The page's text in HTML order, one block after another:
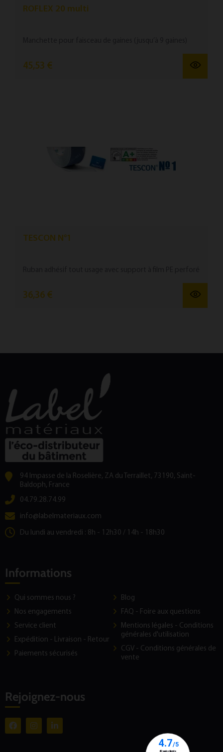
ROFLEX 20 multi
45,53 €
TESCON N°1
36,36 €
94 Impasse de la Roselière, ZA du Terraillet, 73190, Saint-
Baldoph, France
04.79.28.74.99
info@labelmateriaux.com
Du lundi au vendredi : 8h - 12h30 / 14h - 18h30
Informations
Qui sommes nous ?
Nos engagements
Service client
Expédition - Livraison - Retour
Paiements sécurisés
Blog
FAQ - Foire aux questions
Mentions légales - Conditions
générales d'utilisation
CGV - Conditions générales de
vente
Rejoignez-nous